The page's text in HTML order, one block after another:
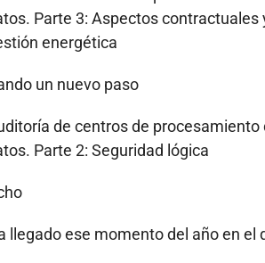
Parte 3: Aspectos contractuales
energética
un nuevo paso
de centros de procesamiento
Parte 2: Seguridad lógica
llegado ese momento del año en el